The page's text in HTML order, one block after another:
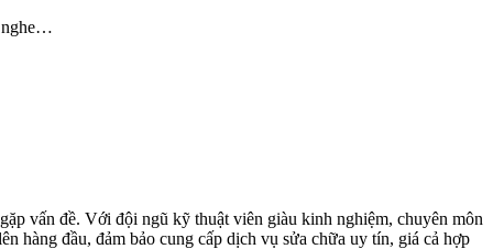
nghe…
vấn đề. Với đội ngũ kỹ thuật viên giàu kinh nghiệm, chuyên môn
hàng đầu, đảm bảo cung cấp dịch vụ sửa chữa uy tín, giá cả hợp